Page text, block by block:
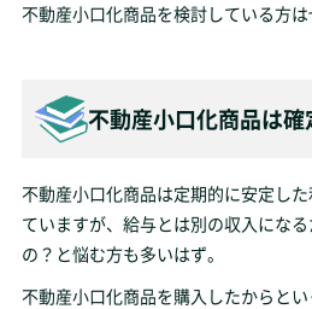
不動産小口化商品を検討している方は
不動産小口化商品は確
不動産小口化商品は定期的に安定し
ていますが、給与とは別の収入にな
の？と悩む方も多いはず。
不動産小口化商品を購入したからと